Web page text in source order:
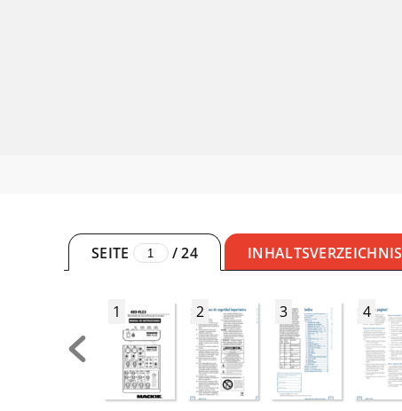
SEITE /24 INHALTSVERZEICHNIS
1 2 3 4